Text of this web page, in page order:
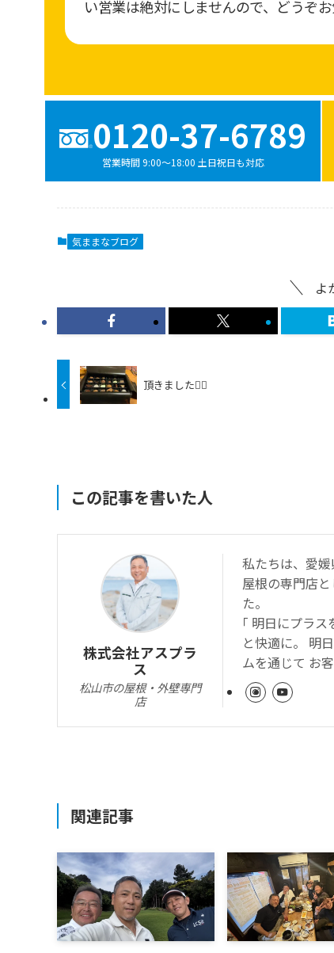
い営業は絶対にしませんので、どうぞ
0120-37-6789
営業時間 9:00〜18:00 土日祝日も対応
気ままなブログ
よ
頂きました🙇‍♂️
この記事を書いた人
株式会社アスプラ
ス
松山市の屋根・外壁専門
店
私たちは、愛
屋根の専門店
た。
｢ 明日にプラス
と快適に。 明
ムを通じて お
関連記事